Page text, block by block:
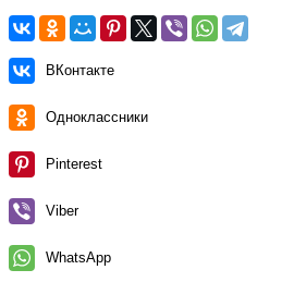
ВКонтакте
Одноклассники
Pinterest
Viber
WhatsApp